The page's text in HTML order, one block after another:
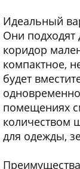
Идеальный
Они
коридор
компактное,
будет
помещениях
количеством
для одежды,